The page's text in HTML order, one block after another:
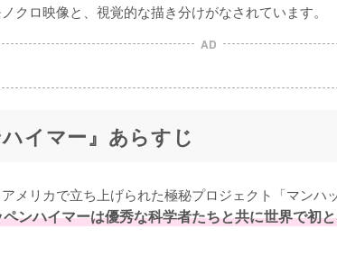
クロ映像と、視覚的な描き分けがなされています。
AD
ハイマー』あらすじ
ンハイマーは優秀な科学者たちと共に世界で初